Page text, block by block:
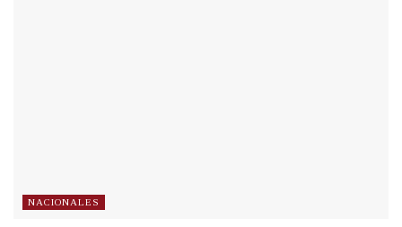
NACIONALES